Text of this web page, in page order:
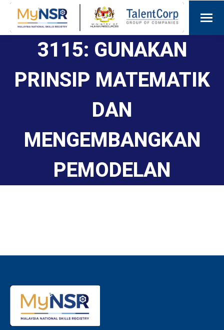
3115: GUNAKAN
PRINSIP MATEMATIK
DAN
MENGEMBANGKAN
PEMODELAN